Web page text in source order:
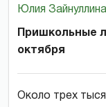
Юлия Зайнуллина
Пришкольные
октября
Около трех